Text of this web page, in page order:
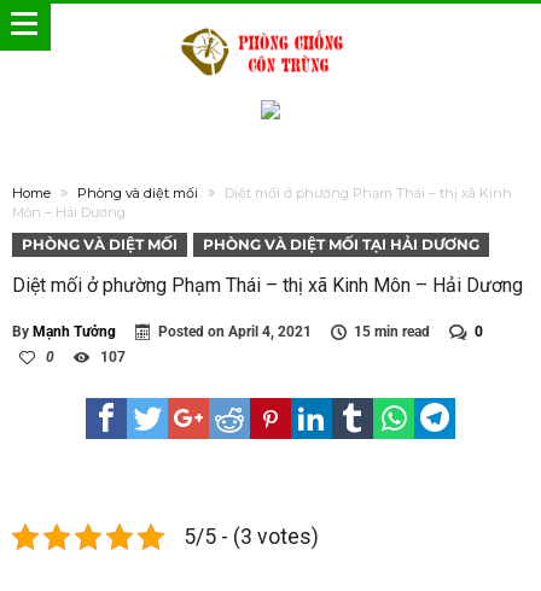
Home Phòng và diệt mối
Diệt mối ở phường Phạm Thái – thị xã Kinh
Môn – Hải Dương
PHÒNG VÀ DIỆT MỐI PHÒNG VÀ DIỆT MỐI TẠI HẢI DƯƠNG
Diệt mối ở phường Phạm Thái – thị xã Kinh Môn – Hải Dương
By Mạnh Tưởng Posted on April 4, 2021 15 min read
0
0
107
5/5 - (3 votes)